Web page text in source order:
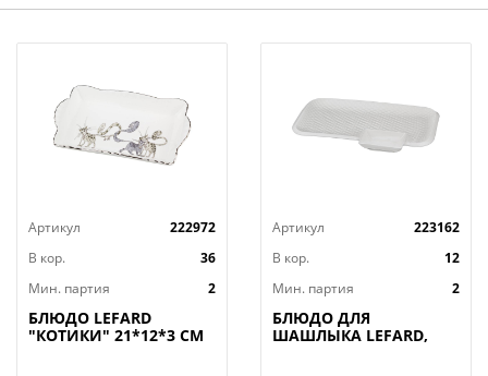
Артикул
222972
В кор.
36
Мин. партия
2
БЛЮДО LEFARD
"КОТИКИ" 21*12*3 СМ
Артикул
223162
В кор.
12
Мин. партия
2
БЛЮДО ДЛЯ
ШАШЛЫКА LEFARD,